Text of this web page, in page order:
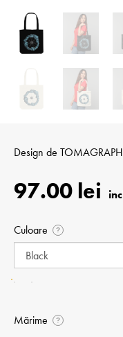
Design de TOMAGRAPH
97.00 lei
Culoare ?
Mărime ?